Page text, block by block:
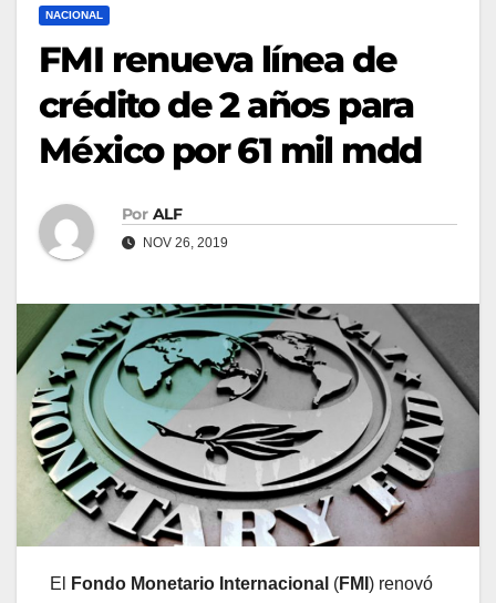
NACIONAL
FMI renueva línea de
crédito de 2 años para
México por 61 mil mdd
Por ALF
NOV 26, 2019
El Fondo Monetario Internacional (FMI ) renovó